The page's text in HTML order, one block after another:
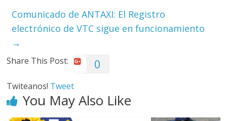
Comunicado de ANTAXI: El Registro
electrónico de VTC sigue en funcionamiento
→
Share This Post: 0
Twiteanos! Tweet
You May Also Like